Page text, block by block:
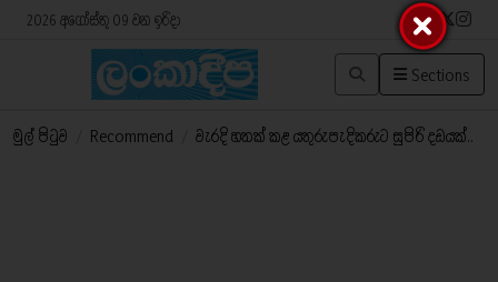
2026 අගෝස්තු 09 වන ඉරිදා
Sections
මුල් පිටුව Recommend වැරදි හතක් කළ යතුරුපැදිකරුට සුපිරි දඩයක්..